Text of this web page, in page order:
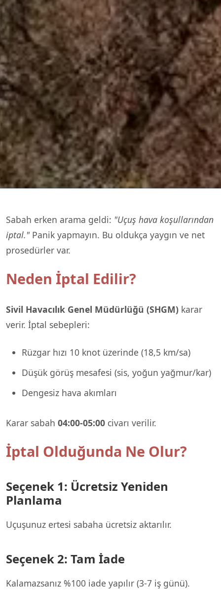
Sabah erken arama geldi: "Uçuş hava koşullarından
iptal." Panik yapmayın. Bu oldukça yaygın ve net
prosedürler var.
Neden İptal Edilir?
Sivil Havacılık Genel Müdürlüğü (SHGM) karar
verir. İptal sebepleri:
Rüzgar hızı 10 knot üzerinde (18,5 km/sa)
Düşük görüş mesafesi (sis, yoğun yağmur/kar)
Dengesiz hava akımları
Karar sabah 04:00-05:00 civarı verilir.
İptal Olduğunda Ne Olur?
Seçenek 1: Ücretsiz Yeniden
Planlama
Uçuşunuz ertesi sabaha ücretsiz aktarılır.
Seçenek 2: Tam İade
Kalamazsanız %100 iade yapılır (3-7 iş günü).